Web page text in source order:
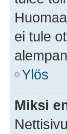
ei tule
Ylös
Miksi